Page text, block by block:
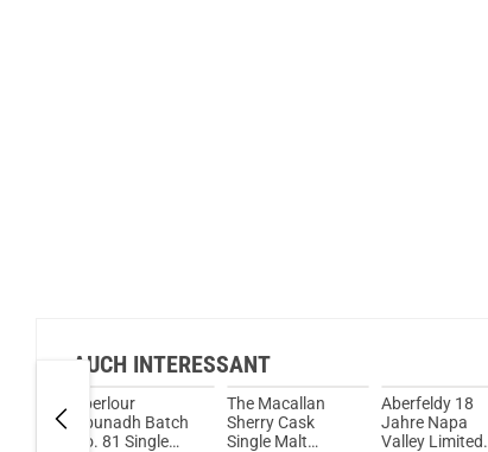
AUCH INTERESSANT
Aberlour
A'bunadh Batch
No. 81 Single
The Macallan
Sherry Cask
Single Malt
Aberfeldy 18
Jahre Napa
Valley Limited